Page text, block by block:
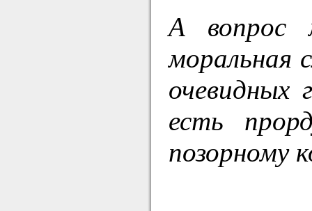
А вопрос
моральная
очевидных
есть
позорному